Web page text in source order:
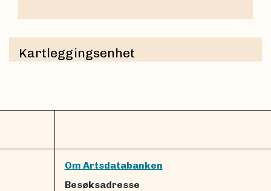
Kartleggingsenhet
Om Artsdatabanken
Besøksadresse